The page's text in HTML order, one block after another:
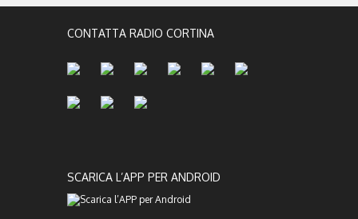
CONTATTA RADIO CORTINA
SCARICA L’APP PER ANDROID